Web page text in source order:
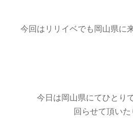
今回はリリイベでも岡山県に
今日は岡山県にてひとり
回らせて頂いた